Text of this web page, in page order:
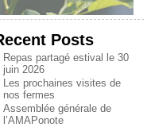
Posts
Repas partagé estival le 30
juin 2026
Les prochaines visites de
nos fermes
Assemblée générale de
l’AMAPonote